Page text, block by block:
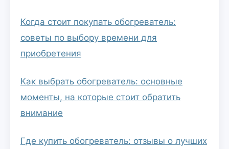
Когда стоит покупать обогреватель:
советы по выбору времени для
приобретения
Как выбрать обогреватель: основные
моменты, на которые стоит обратить
внимание
Где купить обогреватель: отзывы о лучших